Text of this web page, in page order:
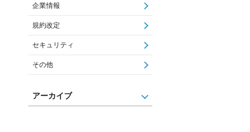
企業情報
規約改定
セキュリティ
その他
アーカイブ